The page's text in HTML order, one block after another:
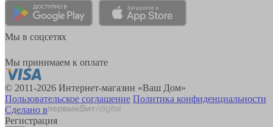
Мы в соцсетях
Мы принимаем к оплате
© 2011-2026 Интернет-магазин «Ваш Дом»
Пользовательское соглашение Политика конфиденциальности
Сделано в
Регистрация